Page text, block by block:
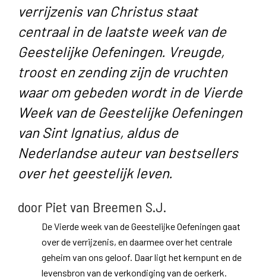
verrijzenis van Christus staat
centraal in de laatste week van de
Geestelijke Oefeningen. Vreugde,
troost en zending zijn de vruchten
waar om gebeden wordt in de Vierde
Week van de Geestelijke Oefeningen
van Sint Ignatius, aldus de
Nederlandse auteur van bestsellers
over het geestelijk leven.
door Piet van Breemen S.J.
De Vierde week van de Geestelijke Oefeningen gaat
over de verrijzenis, en daarmee over het centrale
geheim van ons geloof. Daar ligt het kernpunt en de
levensbron van de verkondiging van de oerkerk.